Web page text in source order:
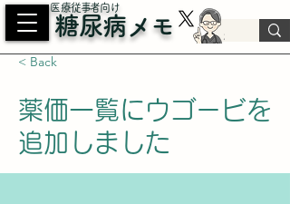
​医療従事者向け
糖尿病メモ
< Back
薬価一覧にウゴービを
追加しました